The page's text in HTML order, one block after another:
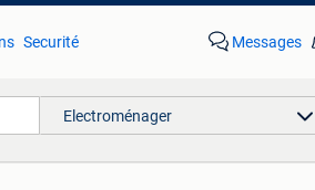
Securité Messages
Electroménager